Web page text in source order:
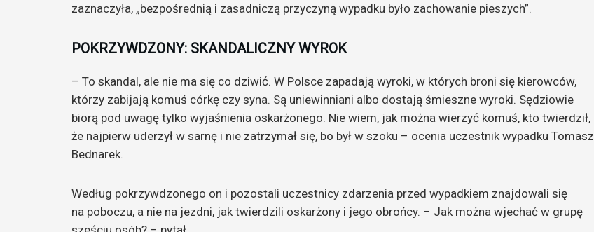
zaznaczyła, „bezpośrednią i zasadniczą przyczyną wypadku było zachowanie pieszych”.
POKRZYWDZONY: SKANDALICZNY WYROK
– To skandal, ale nie ma się co dziwić. W Polsce zapadają wyroki, w których broni się kierowców,
którzy zabijają komuś córkę czy syna. Są uniewinniani albo dostają śmieszne wyroki. Sędziowie
biorą pod uwagę tylko wyjaśnienia oskarżonego. Nie wiem, jak można wierzyć komuś, kto twierdził,
że najpierw uderzył w sarnę i nie zatrzymał się, bo był w szoku – ocenia uczestnik wypadku Tomasz
Bednarek.
Według pokrzywdzonego on i pozostali uczestnicy zdarzenia przed wypadkiem znajdowali się
na poboczu, a nie na jezdni, jak twierdzili oskarżony i jego obrońcy. – Jak można wjechać w grupę